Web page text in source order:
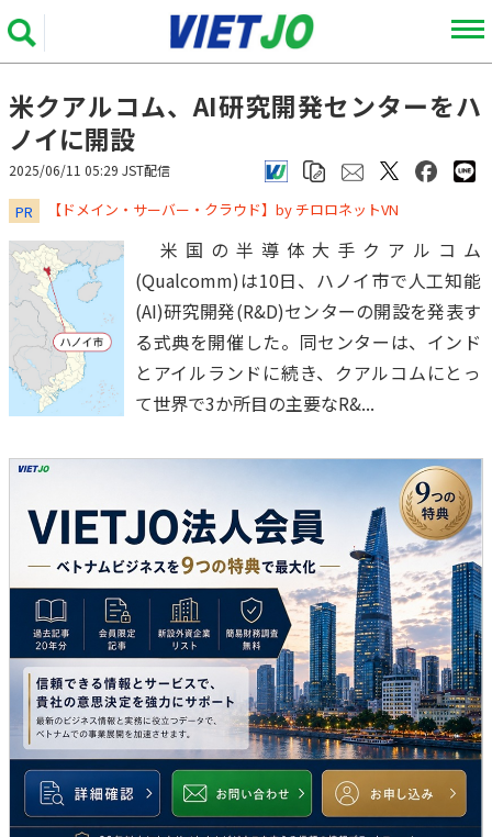
米クアルコム、AI研究開発センターをハ
ノイに開設
2025/06/11 05:29 JST配信
PR ​​​​​​​【ドメイン・サーバー・クラウド】by チロロネットVN
米国の半導体大手クアルコム
(Qualcomm)は10日、ハノイ市で人工知能
(AI)研究開発(R&D)センターの開設を発表す
る式典を開催した。同センターは、インド
とアイルランドに続き、クアルコムにとっ
て世界で3か所目の主要なR&...